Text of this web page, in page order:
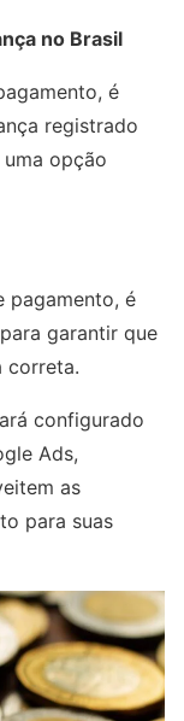
no Brasil
é
registrado
opção
pagamento, é
garantir que
correta.
configurado
Ads,
as
para suas